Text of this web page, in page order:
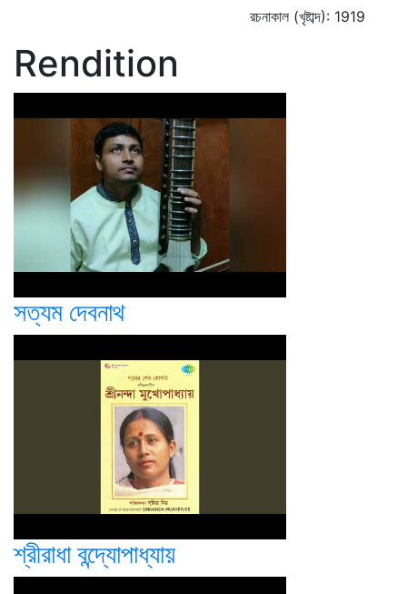
রচনাকাল (খৃষ্টাব্দ): 1919
Rendition
সত্যম দেবনাথ
শ্রীরাধা বন্দ্যোপাধ্যায়